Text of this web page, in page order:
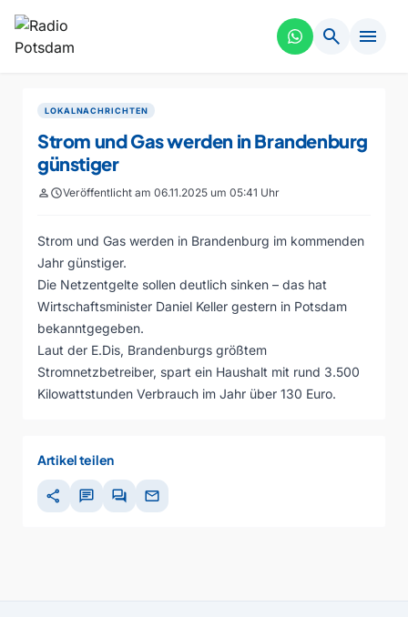
search menu
LOKALNACHRICHTEN
Strom und Gas werden in Brandenburg
günstiger
personscheduleVeröffentlicht am 06.11.2025 um 05:41 Uhr
Strom und Gas werden in Brandenburg im kommenden
Jahr günstiger.
Die Netzentgelte sollen deutlich sinken – das hat
Wirtschaftsminister Daniel Keller gestern in Potsdam
bekanntgegeben.
Laut der E.Dis, Brandenburgs größtem
Stromnetzbetreiber, spart ein Haushalt mit rund 3.500
Kilowattstunden Verbrauch im Jahr über 130 Euro.
Artikel teilen
share chat forum mail